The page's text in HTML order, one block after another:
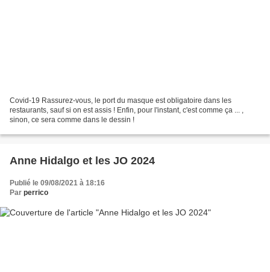
Covid-19 Rassurez-vous, le port du masque est obligatoire dans les
restaurants, sauf si on est assis ! Enfin, pour l'instant, c'est comme ça ... ,
sinon, ce sera comme dans le dessin !
Anne Hidalgo et les JO 2024
Publié le 09/08/2021 à 18:16
Par perrico